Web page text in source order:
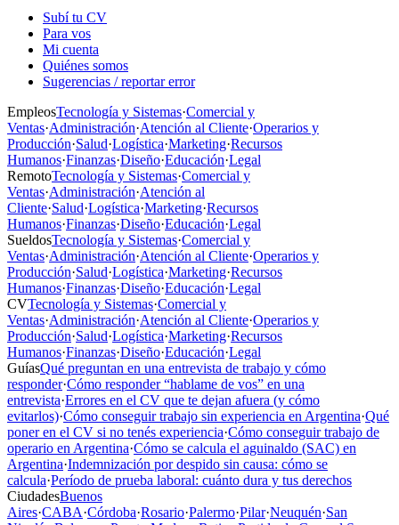
Subí tu CV
Para vos
Mi cuenta
Quiénes somos
Sugerencias / reportar error
EmpleosTecnología y Sistemas·Comercial y
Ventas·Administración·Atención al Cliente·Operarios y
Producción·Salud·Logística·Marketing·Recursos
Humanos·Finanzas·Diseño·Educación·Legal
RemotoTecnología y Sistemas·Comercial y
Ventas·Administración·Atención al
Cliente·Salud·Logística·Marketing·Recursos
Humanos·Finanzas·Diseño·Educación·Legal
SueldosTecnología y Sistemas·Comercial y
Ventas·Administración·Atención al Cliente·Operarios y
Producción·Salud·Logística·Marketing·Recursos
Humanos·Finanzas·Diseño·Educación·Legal
CVTecnología y Sistemas·Comercial y
Ventas·Administración·Atención al Cliente·Operarios y
Producción·Salud·Logística·Marketing·Recursos
Humanos·Finanzas·Diseño·Educación·Legal
GuíasQué preguntan en una entrevista de trabajo y cómo
responder·Cómo responder “hablame de vos” en una
entrevista·Errores en el CV que te dejan afuera (y cómo
evitarlos)·Cómo conseguir trabajo sin experiencia en Argentina·Qué
poner en el CV si no tenés experiencia·Cómo conseguir trabajo de
operario en Argentina·Cómo se calcula el aguinaldo (SAC) en
Argentina·Indemnización por despido sin causa: cómo se
calcula·Período de prueba laboral: cuánto dura y tus derechos
CiudadesBuenos
Aires·CABA·Córdoba·Rosario·Palermo·Pilar·Neuquén·San